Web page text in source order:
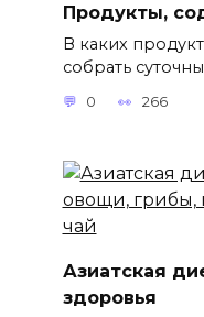
Продукты,
В каких
собрать
0 266
Азиатская
здоровья